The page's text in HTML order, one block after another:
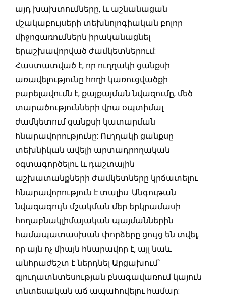
այդ խախտումները, և աշնանացան
մշակաբույսերի տեխնոլոգիական բոլոր
միջոցառումներն իրականացնել
երաշխավորված ժամկետներում:
Հաստատված է, որ ուղղակի ցանքսի
առավելությունը հողի կառուցվածքի
բարելավումն է, քայքայման նվազումը, մեծ
տարածությունների վրա օպտիմալ
ժամկետում ցանքսի կատարման
հնարավորությունը: Ուղղակի ցանքսը
տեխնիկան ավելի արտադրողական
օգտագործելու և դաշտային
աշխատանքների ժամկետները կրճատելու
հնարավորություն է տալիս: Անգութան
նվազագույն մշակման մեր երկրամասի
հողաբնակլիմայական պայմաններին
համապատասխան փորձերը ցույց են տվել,
որ այն ոչ միայն հնարավոր է, այլ նաև
անհրաժեշտ է ներդնել Արցախում`
գյուղատնտեսության բնագավառում կայուն
տնտեսական աճ ապահովելու համար: